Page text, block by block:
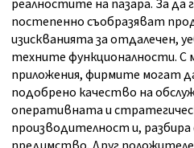
реалностите на пазара. За
постепенно съобразяват
изискванията за отдалечен,
техните функционалности. С
приложения, фирмите могат
подобрено качество на
оперативната и
производителност и,